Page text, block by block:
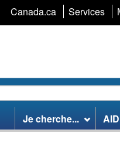
Canada.ca Services
Je cherche...